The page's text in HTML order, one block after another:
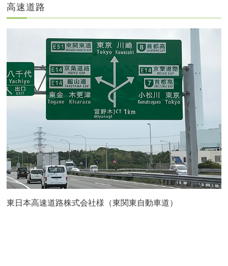
高速道路
東日本高速道路株式会社様（東関東自動車道）